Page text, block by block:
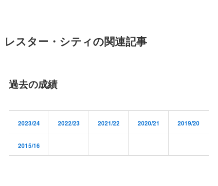
レスター・シティの関連記事
過去の成績
2023/24 2022/23 2021/22 2020/21 2019/20
2015/16